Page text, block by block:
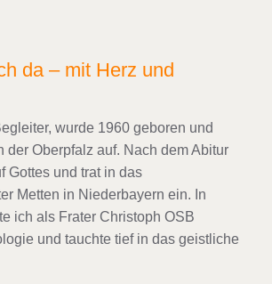
da – mit Herz und
wurde 1960 geboren und
der Oberpfalz auf. Nach dem Abitur
Gottes und trat in das
Metten in Niederbayern ein. In
ich als Frater Christoph OSB
und tauchte tief in das geistliche